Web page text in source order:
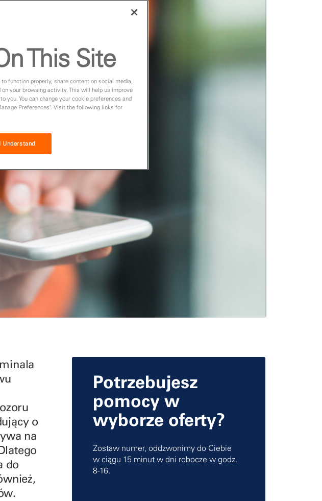
o
na
do
Potrzebujesz
pomocy w
wyborze oferty?
Zostaw numer, oddzwonimy do Ciebie
w ciągu 15 minut w dni robocze w godz.
8-16.
This Site
function properly, share content on social media,
your browsing activity. This will help us improve
you. You can change your cookie preferences and
Preferences". Visit the following links for
I Understand